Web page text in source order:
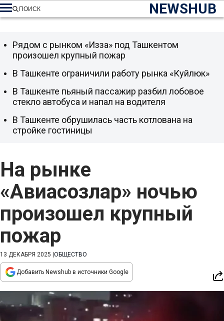
NEWSHUB
ПОИСК
На рынке
«Авиасозлар» ночью
произошел крупный
пожар
13 ДЕКАБРЯ 2025 ОБЩЕСТВО
Добавить Newshub в источники Google
Рядом с рынком «Изза» под Ташкентом
произошел крупный пожар
В Ташкенте ограничили работу рынка «Куйлюк»
В Ташкенте пьяный пассажир разбил лобовое
стекло автобуса и напал на водителя
В Ташкенте обрушилась часть котлована на
стройке гостиницы